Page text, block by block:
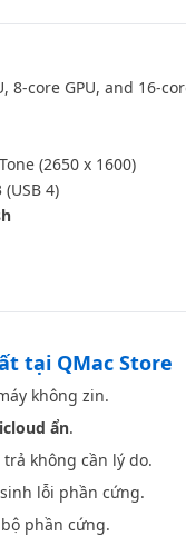
8‑core GPU, and
(2650 x 1600)
4)
tại QMac Store
không zin.
ẩn.
trả không cần lý do.
lỗi phần cứng.
phần cứng.